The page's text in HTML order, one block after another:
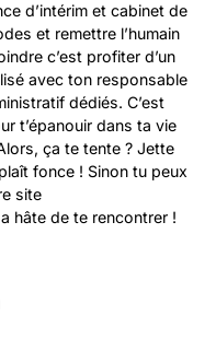
d’intérim et cabinet de
et remettre l’humain
c’est profiter d’un
avec ton responsable
dédiés. C’est
t’épanouir dans ta vie
ça te tente ? Jette
fonce ! Sinon tu peux
site
hâte de te rencontrer !